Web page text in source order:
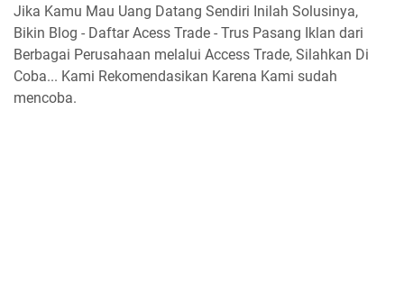
Jika Kamu Mau Uang Datang Sendiri Inilah Solusinya,
Bikin Blog - Daftar Acess Trade - Trus Pasang Iklan dari
Berbagai Perusahaan melalui Access Trade, Silahkan Di
Coba... Kami Rekomendasikan Karena Kami sudah
mencoba.